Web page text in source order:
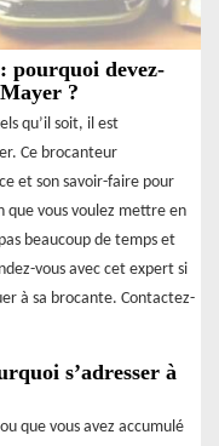
pourquoi devez-
?
qu’il soit, il est
Ce brocanteur
et son savoir-faire pour
que vous voulez mettre en
beaucoup de temps et
vous avec cet expert si
à sa brocante. Contactez-
s’adresser à
que vous avez accumulé